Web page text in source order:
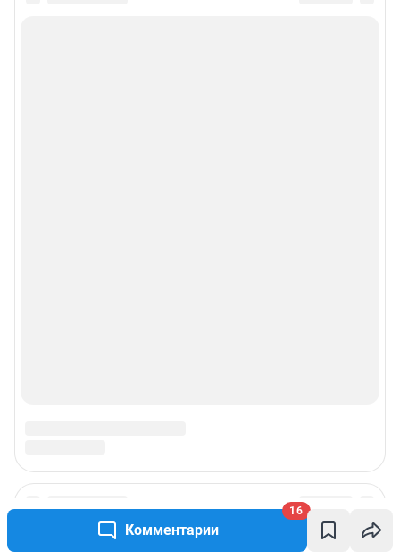
Комментарии
16